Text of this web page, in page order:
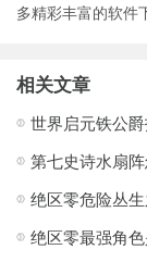
多精彩丰富的软件
相关文章
第七史诗水扇
绝区零最强角